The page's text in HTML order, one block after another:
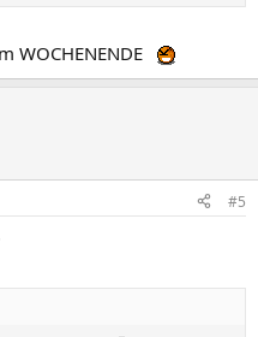
WOCHENENDE
#5